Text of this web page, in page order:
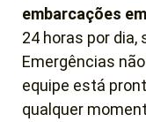
embarcações
24 horas por dia,
Emergências
equipe está
qualquer